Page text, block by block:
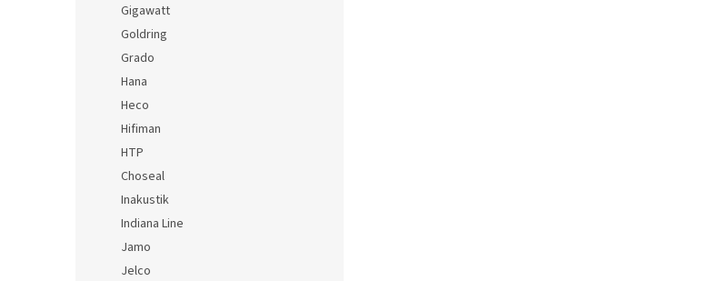
Gigawatt
Goldring
Grado
Hana
Heco
Hifiman
HTP
Choseal
Inakustik
Indiana Line
Jamo
Jelco